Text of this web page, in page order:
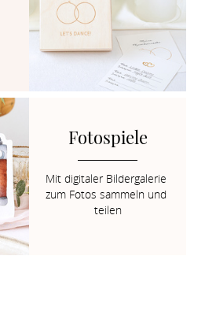
Fotospiele
Mit digitaler Bildergalerie
zum Fotos sammeln und
teilen